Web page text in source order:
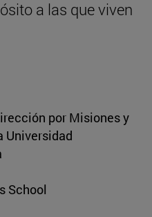
a las que viven
por Misiones y
Universidad
School